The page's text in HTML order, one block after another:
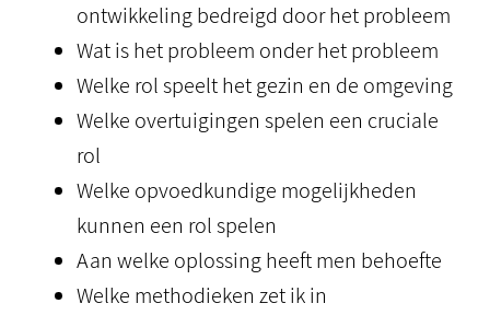
ontwikkeling bedreigd door het probleem
Wat is het probleem onder het probleem
Welke rol speelt het gezin en de omgeving
Welke overtuigingen spelen een cruciale
rol
Welke opvoedkundige mogelijkheden
kunnen een rol spelen
Aan welke oplossing heeft men behoefte
Welke methodieken zet ik in